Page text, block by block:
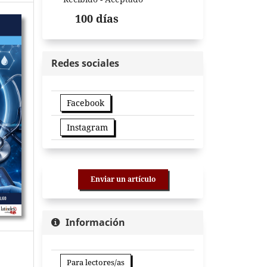
100 días
Redes sociales
Facebook
Instagram
Enviar un artículo
Información
Para lectores/as